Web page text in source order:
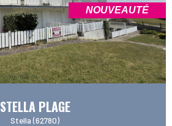
NOUVEAUTÉ
STELLA PLAGE
Stella (62780)